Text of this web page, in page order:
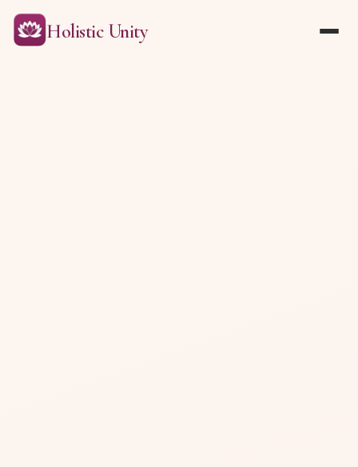
Holistic Unity